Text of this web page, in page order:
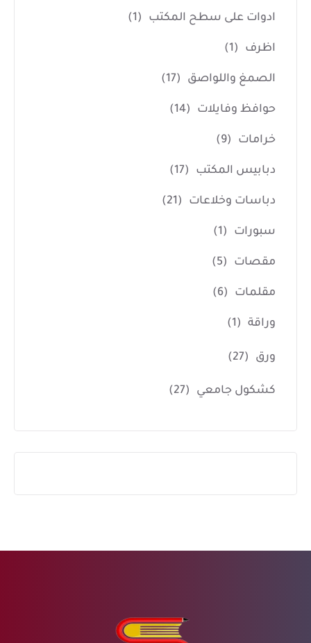
ادوات على سطح المكتب (1)
اظرف (1)
الصمغ واللواصق (17)
حوافظ وفايلات (14)
خرامات (9)
دبابيس المكتب (17)
دباسات وخلاعات (21)
سبورات (1)
مقصات (5)
مقلمات (6)
وراقة (1)
ورق (27)
كشكول جامعي (27)